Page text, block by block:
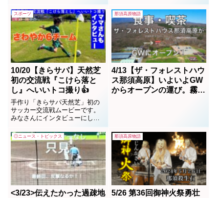
さんと鍋掛小学校校長「星野悦
子」さんの提案で作業体験をし
た。児童一人一人が色とりどり
の模様を型取り、800度の窯で焼
き上げて仕上げた。そのプレー
トを魚の鱗に見立て、横1...
スポーツ
10/20【きらサパ】天然芝
初の交流戦『こけら落と
し』へいいトコ撮り👍
手作り「きらサパ天然芝」初の
サッカー交流戦ムービーです。
みなさんにインタビューにしま
那須高原物語
4/13【ザ・フォレストハウ
ス那須高原】いよいよGW
からオープンの運び。霧島
◎ニュース・トピックス
<3/23>伝えたかった過疎地
那須高原物語
5/26 第36回御神火祭勇壮